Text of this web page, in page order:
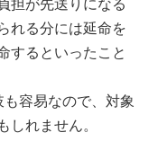
担が先送りになる
れる分には延命を
するといったこと
容易なので、対象
しれません。